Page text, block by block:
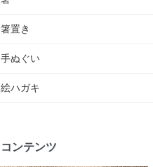
箸置き
手ぬぐい
絵ハガキ
コンテンツ